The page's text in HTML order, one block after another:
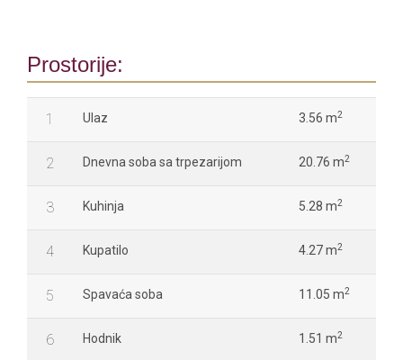
Prostorije:
1 Ulaz 3.56 m2
2 Dnevna soba sa trpezarijom 20.76 m2
3 Kuhinja 5.28 m2
4 Kupatilo 4.27 m2
5 Spavaća soba 11.05 m2
6 Hodnik 1.51 m2